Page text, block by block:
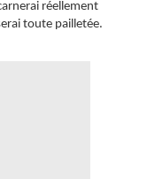
réellement
toute pailletée.